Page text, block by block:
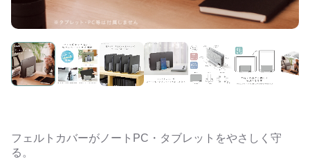
フェルトカバーがノートPC・タブレットをやさしく守
る。